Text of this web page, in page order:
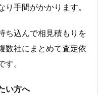
手間がかかります。
ち込んで相見積もりを
数社にまとめて査定依
。
い方へ